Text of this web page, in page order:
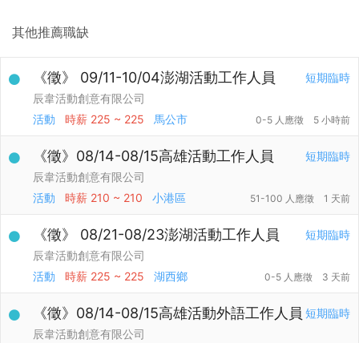
其他推薦職缺
短期臨時
《徵》 09/11-10/04澎湖活動工作人員
辰韋活動創意有限公司
活動
時薪 225 ~ 225 馬公市 0-5 人應徵 5 小時前
短期臨時
《徵》08/14-08/15高雄活動工作人員
辰韋活動創意有限公司
活動
時薪 210 ~ 210 小港區 51-100 人應徵 1 天前
短期臨時
《徵》 08/21-08/23澎湖活動工作人員
辰韋活動創意有限公司
活動
時薪 225 ~ 225 湖西鄉 0-5 人應徵 3 天前
短期臨時
《徵》08/14-08/15高雄活動外語工作人員
辰韋活動創意有限公司